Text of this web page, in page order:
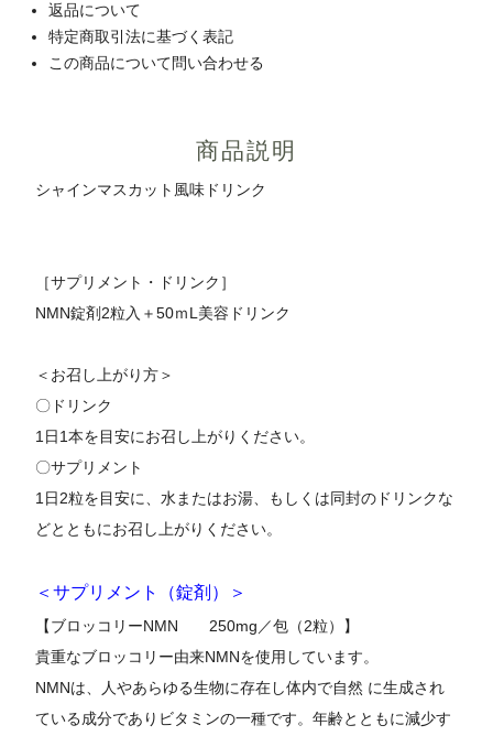
返品について
特定商取引法に基づく表記
この商品について問い合わせる
商品説明
シャインマスカット風味ドリンク
［サプリメント・ドリンク］
NMN錠剤2粒入＋50ｍL美容ドリンク
＜お召し上がり方＞
〇ドリンク
1日1本を目安にお召し上がりください。
〇サプリメント
1日2粒を目安に、水またはお湯、もしくは同封のドリンクな
どとともにお召し上がりください。
＜サプリメント（錠剤）＞
【ブロッコリーNMN 250mg／包（2粒）】
貴重なブロッコリー由来NMNを使用しています。
NMNは、人やあらゆる生物に存在し体内で自然 に生成され
ている成分でありビタミンの一種です。年齢とともに減少す